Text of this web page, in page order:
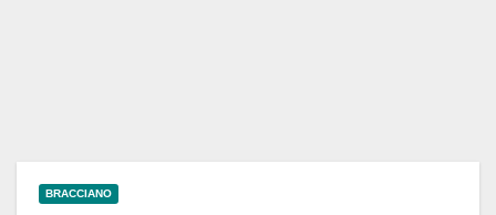
BRACCIANO